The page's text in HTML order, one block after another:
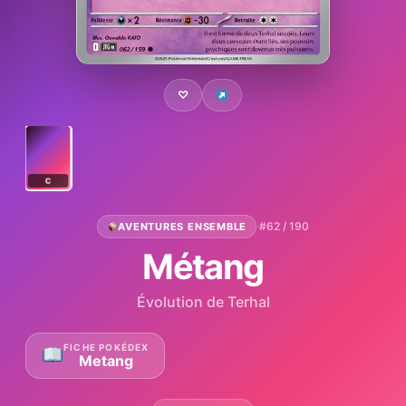
♡
C
AVENTURES ENSEMBLE ·#62 / 190
Métang
Évolution de Terhal
FICHE POKÉDEX
Metang